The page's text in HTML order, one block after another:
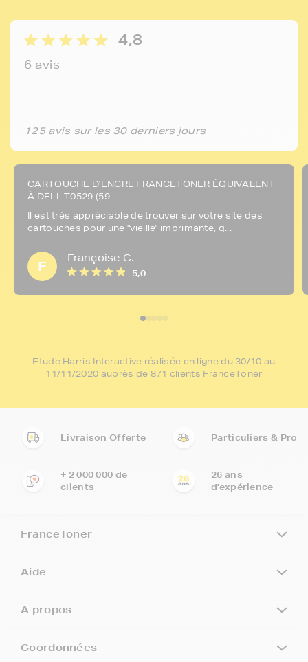
4,8
6 avis
125 avis sur les 30 derniers jours
CARTOUCHE D'ENCRE FRANCETONER ÉQUIVALENT
À DELL T0529 (59...
Il est très appréciable de trouver sur votre site des
cartouches pour une "vieille" imprimante, q...
F
Françoise C.
5,0
Etude Harris Interactive réalisée en ligne du 30/10 au
11/11/2020 auprès de 871 clients FranceToner
Livraison Offerte Particuliers & Pro
+ 2 000 000 de
clients
26 ans
d'expérience
FranceToner
Aide
A propos
Coordonnées